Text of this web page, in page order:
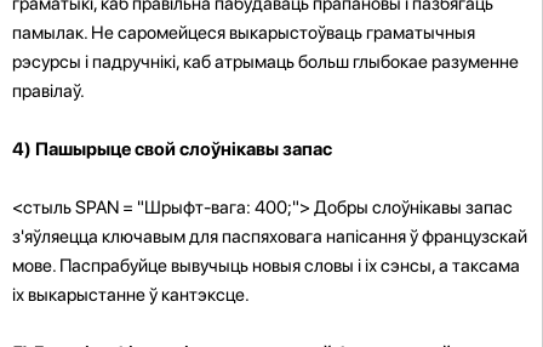
памылак. Не саромейцеся выкарыстоўваць граматычныя
рэсурсы і падручнікі, каб атрымаць больш глыбокае разуменне
правілаў.
4) Пашырыце свой слоўнікавы запас
<стыль SPAN = "Шрыфт-вага: 400;"> Добры слоўнікавы запас
з'яўляецца ключавым для паспяховага напісання ў французскай
мове. Паспрабуйце вывучыць новыя словы і іх сэнсы, а таксама
іх выкарыстанне ў кантэксце.